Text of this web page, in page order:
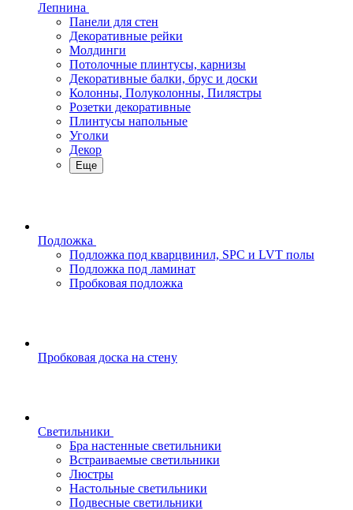
Лепнина
Панели для стен
Декоративные рейки
Молдинги
Потолочные плинтусы, карнизы
Декоративные балки, брус и доски
Колонны, Полуколонны, Пилястры
Розетки декоративные
Плинтусы напольные
Уголки
Декор
Еще
Подложка
Подложка под кварцвинил, SPC и LVT полы
Подложка под ламинат
Пробковая подложка
Пробковая доска на стену
Светильники
Бра настенные светильники
Встраиваемые светильники
Люстры
Настольные светильники
Подвесные светильники